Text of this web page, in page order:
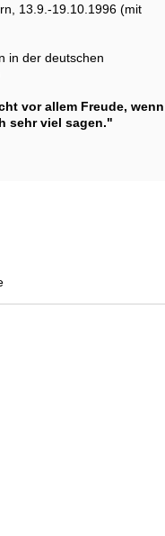
13.9.-19.10.1996 (mit
in der deutschen
vor allem Freude, wenn
sehr viel sagen."